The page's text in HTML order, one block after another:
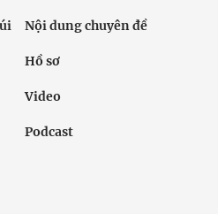
Nội dung chuyên đề
Hồ sơ
Video
Podcast